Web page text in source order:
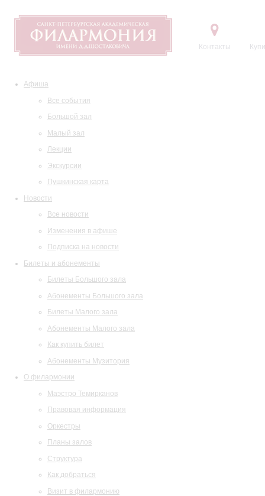
Контакты
Афиша
Все события
Большой зал
Малый зал
Лекции
Экскурсии
Пушкинская карта
Новости
Все новости
Изменения в афише
Подписка на новости
Билеты и абонементы
Билеты Большого зала
Абонементы Большого зала
Билеты Малого зала
Абонементы Малого зала
Как купить билет
Абонементы Музитория
О филармонии
Маэстро Темирканов
Правовая информация
Оркестры
Планы залов
Структура
Как добраться
Визит в филармонию